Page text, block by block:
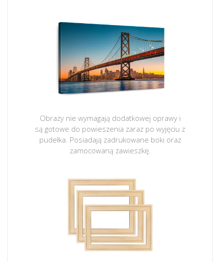
Obrazy nie wymagają dodatkowej oprawy i
są gotowe do powieszenia zaraz po wyjęciu z
pudełka. Posiadają zadrukowane boki oraz
zamocowaną zawieszkę.